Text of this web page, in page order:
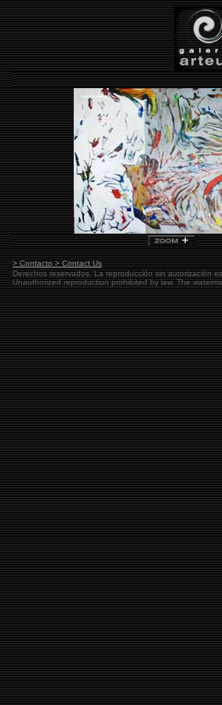
> Contacto > Contact Us
Derechos reservados. La reproducción sin autorización
Unauthorized reproduction prohibited by law. The